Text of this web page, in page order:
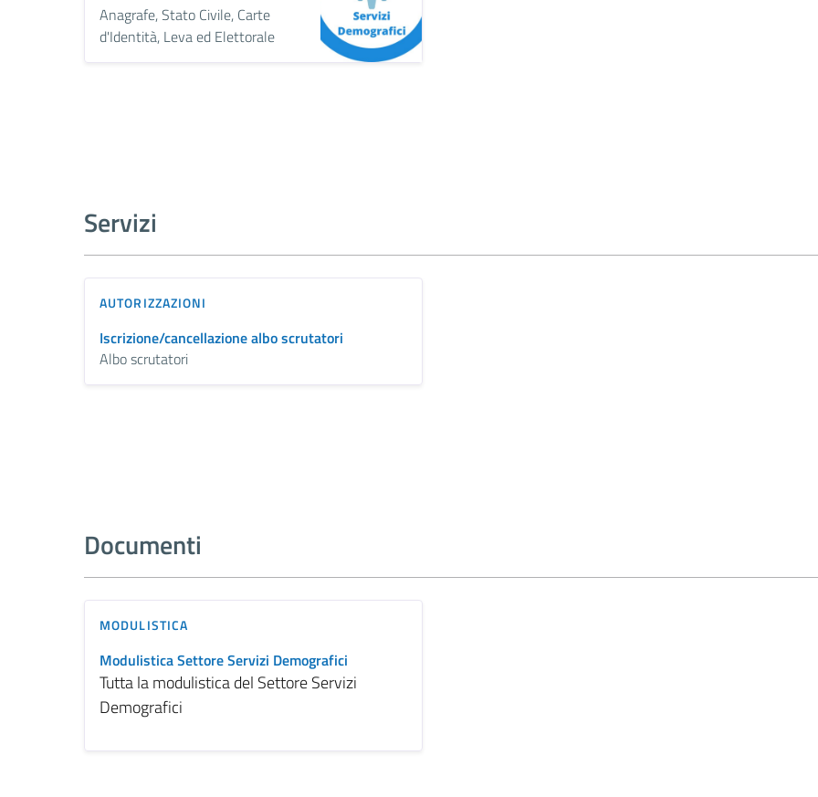
Anagrafe, Stato Civile, Carte
d'Identità, Leva ed Elettorale
Servizi
AUTORIZZAZIONI
Iscrizione/cancellazione albo scrutatori
Albo scrutatori
Documenti
MODULISTICA
Modulistica Settore Servizi Demografici
Tutta la modulistica del Settore Servizi
Demografici